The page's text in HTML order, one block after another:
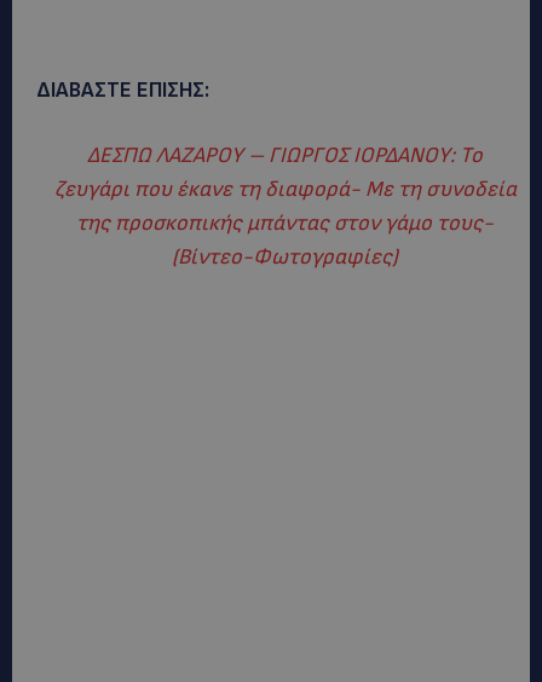
ΔΙΑΒΑΣΤΕ ΕΠΙΣΗΣ:
ΔΕΣΠΩ ΛΑΖΑΡΟΥ – ΓΙΩΡΓΟΣ ΙΟΡΔΑΝΟΥ: Το
ζευγάρι που έκανε τη διαφορά- Με τη συνοδεία
της προσκοπικής μπάντας στον γάμο τους-
(Βίντεο-Φωτογραφίες)